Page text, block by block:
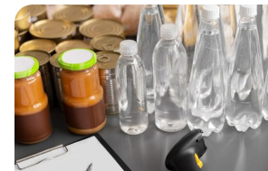
Paper XB
Bayar luar negeri pakai kartu kredit
Kartu Kredit Bisnis
Paper Card
Satu kartu untuk bisnis & personal
Paper Horizon
Kartu korporat expense terlengkap
Blog
Kumpulan tips dan informasi bisnis